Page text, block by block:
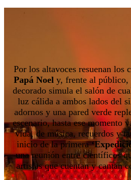
Por los altavoces resuenan los
Papá Noel y, frente al público,
decorado simula el salón de
luz cálida a ambos lados del
adornos y una pared verde
escenario, hasta ese momento
vida, de música, recuerdos y
inicio de la primera
una reunión entre científicos
artistas que cuentan y cantan